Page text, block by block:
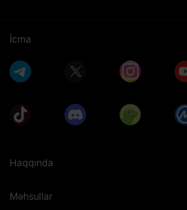
İcma
Haqqında
Məhsullar